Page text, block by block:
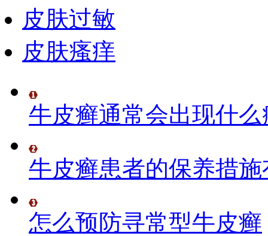
皮肤过敏
皮肤瘙痒
牛皮癣通常会出现什
牛皮癣患者的保养措
怎么预防寻常型牛皮癣